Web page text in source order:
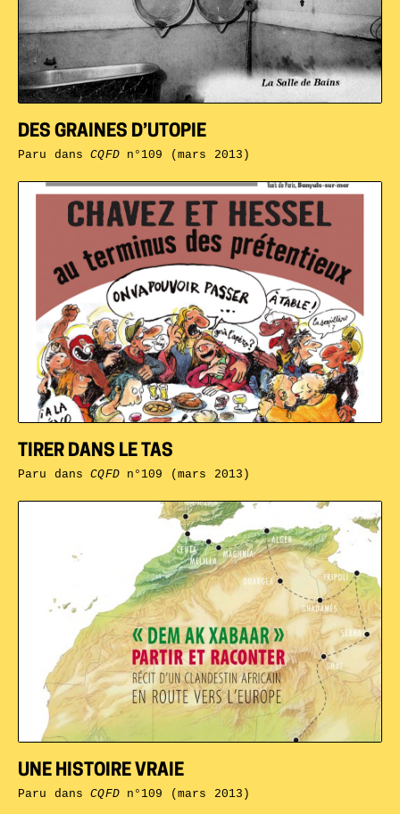
UNE HISTOIRE VRAIE
Paru dansCQFDn°109 (mars 2013)
TIRER DANS LE TAS
Paru dansCQFDn°109 (mars 2013)
DES GRAINES D’UTOPIE
Paru dansCQFDn°109 (mars 2013)